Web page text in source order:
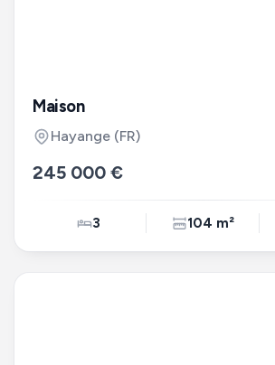
Maison
Hayange (FR)
245 000 €
3 104 m²